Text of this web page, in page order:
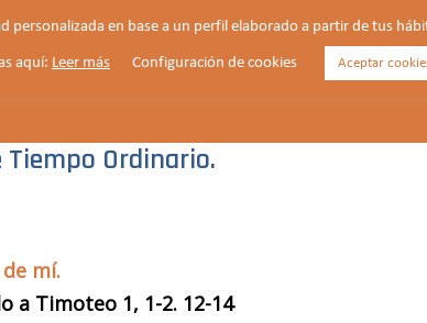
HORARIOS VIDA PARROQUIAL NOTICIAS
Tiempo Ordinario.
mí.
a Timoteo 1, 1-2. 12-14
en base a un perfil elaborado a partir de tus
aquí: Leer más Configuración de cookies Aceptar